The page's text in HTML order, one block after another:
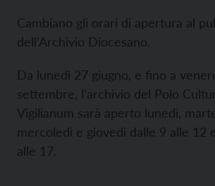
Cambiano gli orari di apertura al
dell’Archivio Diocesano.
Da lunedì 27 giugno, e fino a
settembre, l’archivio del Polo
Vigilianum sarà aperto lunedì,
mercoledì e giovedì dalle 9 alle 12
alle 17.